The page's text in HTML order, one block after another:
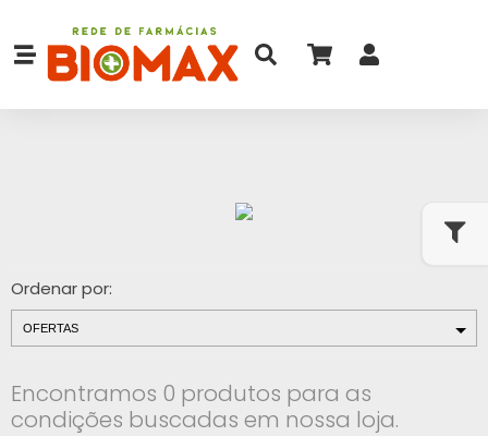
Ordenar por:
Encontramos 0 produtos para as
condições buscadas em nossa loja.